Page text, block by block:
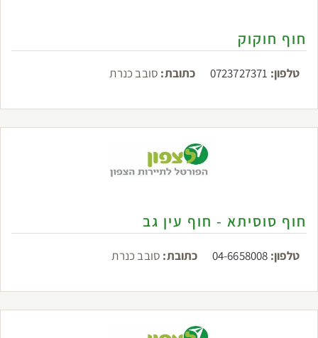
חוף חוקוק
טלפון: 0723727371 כתובת: סובב כנרת
חוף סוסיתא - חוף עין גב
טלפון: 04-6658008 כתובת: סובב כנרת